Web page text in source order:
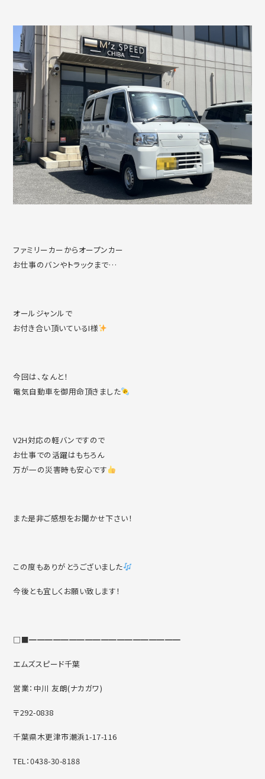
ファミリーカーからオープンカー
お仕事のバンやトラックまで…
オールジャンルで
お付き合い頂いているI様
今回は、なんと！
電気自動車を御用命頂きました
V2H対応の軽バンですので
お仕事での活躍はもちろん
万が一の災害時も安心です
また是非ご感想をお聞かせ下さい！
この度もありがとうございました
今後とも宜しくお願い致します！
□■━━━━━━━━━━━━━━━━━━━
エムズスピード千葉
営業：中川 友朗(ナカガワ)
〒292-0838
千葉県木更津市潮浜1-17-116
TEL：0438-30-8188